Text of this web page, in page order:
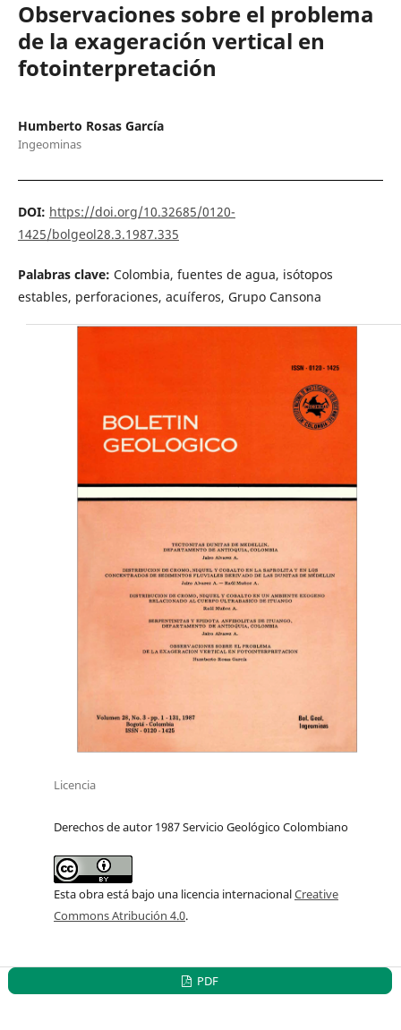
Observaciones sobre el problema
de la exageración vertical en
fotointerpretación
Humberto Rosas García
Ingeominas
DOI: https://doi.org/10.32685/0120-
1425/bolgeol28.3.1987.335
Palabras clave: Colombia, fuentes de agua, isótopos
estables, perforaciones, acuíferos, Grupo Cansona
Licencia
Derechos de autor 1987 Servicio Geológico Colombiano
Esta obra está bajo una licencia internacionalCreative
Commons Atribución 4.0.
PDF